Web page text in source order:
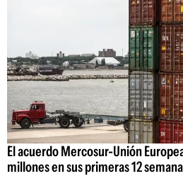
El acuerdo Mercosur-Unión
millones en sus primeras 12